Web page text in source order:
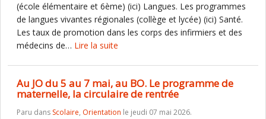
(école élémentaire et 6ème) (ici) Langues. Les programmes
de langues vivantes régionales (collège et lycée) (ici) Santé.
Les taux de promotion dans les corps des infirmiers et des
médecins de… Lire la suite
Au JO du 5 au 7 mai, au BO. Le programme de
maternelle, la circulaire de rentrée
Paru dans Scolaire, Orientation le jeudi 07 mai 2026.